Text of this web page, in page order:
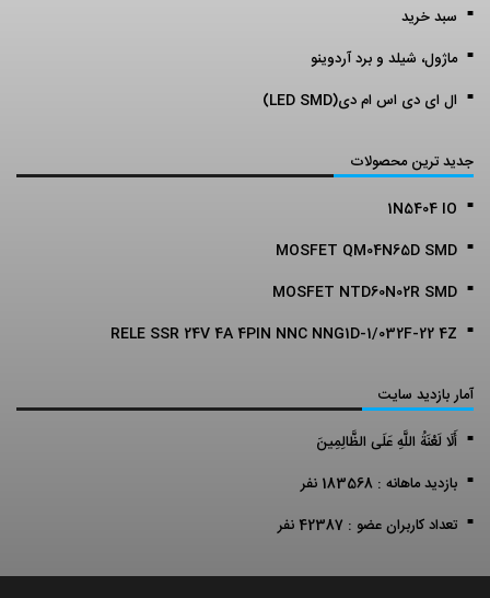
سبد خرید
ماژول، شیلد و برد آردوینو
ال ای دی اس ام دی(LED SMD)
جدید ترین محصولات
1N5404 IO
MOSFET QM04N65D SMD
MOSFET NTD60N02R SMD
RELE SSR 24V 4A 4PIN NNC NNG1D-1/032F-22 4Z
آمار بازدید سایت
أَلَا لَعْنَةُ اللَّهِ عَلَى الظَّالِمِينَ
بازدید ماهانه : 183568 نفر
تعداد کاربران عضو : 42387 نفر